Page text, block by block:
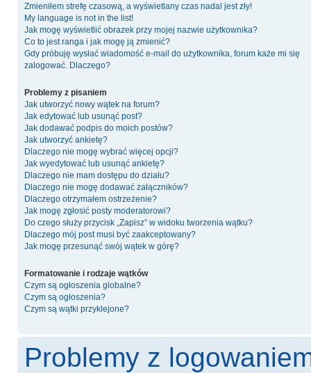
Zmieniłem strefę czasową, a wyświetlany czas nadal jest zły!
My language is not in the list!
Jak mogę wyświetlić obrazek przy mojej nazwie użytkownika?
Co to jest ranga i jak mogę ją zmienić?
Gdy próbuję wysłać wiadomość e-mail do użytkownika, forum każe mi się
zalogować. Dlaczego?
Problemy z pisaniem
Jak utworzyć nowy wątek na forum?
Jak edytować lub usunąć post?
Jak dodawać podpis do moich postów?
Jak utworzyć ankietę?
Dlaczego nie mogę wybrać więcej opcji?
Jak wyedytować lub usunąć ankietę?
Dlaczego nie mam dostępu do działu?
Dlaczego nie mogę dodawać załączników?
Dlaczego otrzymałem ostrzeżenie?
Jak mogę zgłosić posty moderatorowi?
Do czego służy przycisk „Zapisz” w widoku tworzenia wątku?
Dlaczego mój post musi być zaakceptowany?
Jak mogę przesunąć swój wątek w górę?
Formatowanie i rodzaje wątków
Czym są ogłoszenia globalne?
Czym są ogłoszenia?
Czym są wątki przyklejone?
Problemy z